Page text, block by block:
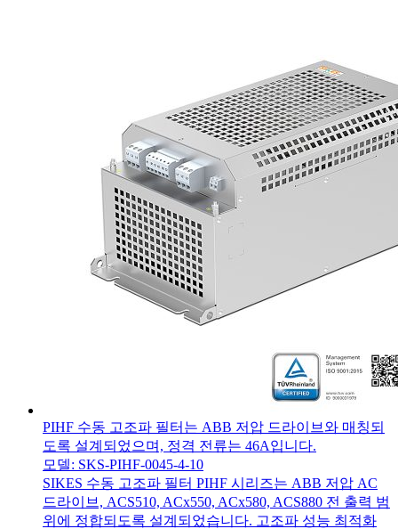
PIHF 수동 고조파 필터는 ABB 저압 드라이브와 매칭되
도록 설계되었으며, 정격 전류는 46A입니다.
모델: SKS-PIHF-0045-4-10
SIKES 수동 고조파 필터 PIHF 시리즈는 ABB 저압 AC
드라이브, ACS510, ACx550, ACx580, ACS880 전 출력 범
위에 정합되도록 설계되었습니다. 고조파 성능 최적화